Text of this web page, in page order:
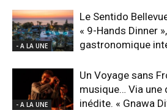
- A LA UNE
Le Sentido
« 9-Hands Dinner
gastronomique
- A LA UNE
Un Voyage sans
musique… Via une
inédite. « Gnawa